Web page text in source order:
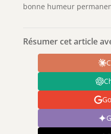
bonne humeur
Résumer cet article